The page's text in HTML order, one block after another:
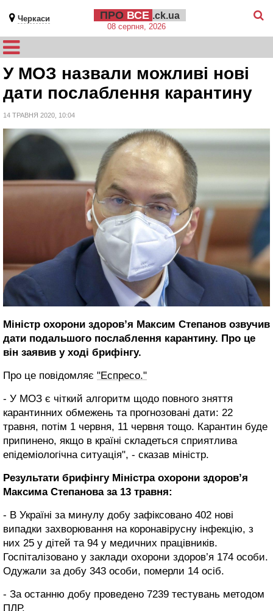
Черкаси ПРО ВСЕ .ck.ua
08 серпня, 2026
У МОЗ назвали можливі нові
дати послаблення карантину
14 ТРАВНЯ 2020, 10:04
Міністр охорони здоров’я Максим Степанов озвучив
дати подальшого послаблення карантину. Про це
він заявив у ході брифінгу.
Про це повідомляє "Еспресо."
- У МОЗ є чіткий алгоритм щодо повного зняття
карантинних обмежень та прогнозовані дати: 22
травня, потім 1 червня, 11 червня тощо. Карантин буде
припинено, якщо в країні складеться сприятлива
епідеміологічна ситуація", - сказав міністр.
Результати брифінгу Міністра охорони здоров’я
Максима Степанова за 13 травня:
- В Україні за минулу добу зафіксовано 402 нові
випадки захворювання на коронавірусну інфекцію, з
них 25 у дітей та 94 у медичних працівників.
Госпіталізовано у заклади охорони здоров’я 174 особи.
Одужали за добу 343 особи, померли 14 осіб.
- За останню добу проведено 7239 тестувань методом
ПЛР.